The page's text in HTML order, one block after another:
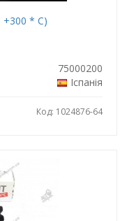
+300 * С)
75000200
Іспанія
Код: 1024876-64